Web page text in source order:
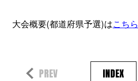
大会概要(都道府県予選)はこちら
PREV INDEX